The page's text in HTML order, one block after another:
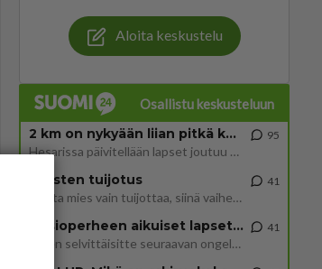
Aloita keskustelu
Osallistu keskusteluun
2 km on nykyään liian pitkä koulumatka
Hesarissa päivitellään lapset joutuu nyt kulkemaan 2 km kouluun jösses. Ruostefillarilla tuo matka menee vaikka miten äk
95
Miesten tuijotus
Mutta mies vain tuijottaa, siinä vaiheessa käännän itse pään pois. Mikä juttu? Yleensä jos joku tuijottaa tai katsoo, hä
41
Uusioperheen aikuiset lapset tyhjentää jääkaapin käydessään
Miten selvittäisitte seuraavan ongelman, meillä on uusioperhe, minulla teini-ikäiset lapset ja puolisolla aikuiset, jotk
41